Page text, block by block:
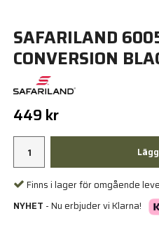
SAFARILAND
CONVERSION
449 kr
Finns i lager för omgående
NYHET - Nu erbjuder vi Klarna!